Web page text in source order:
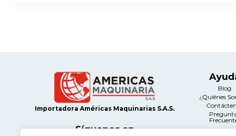
Importadora Américas Maquinarias S.A.S.
Síguenos en
Blog
¿Quiénes